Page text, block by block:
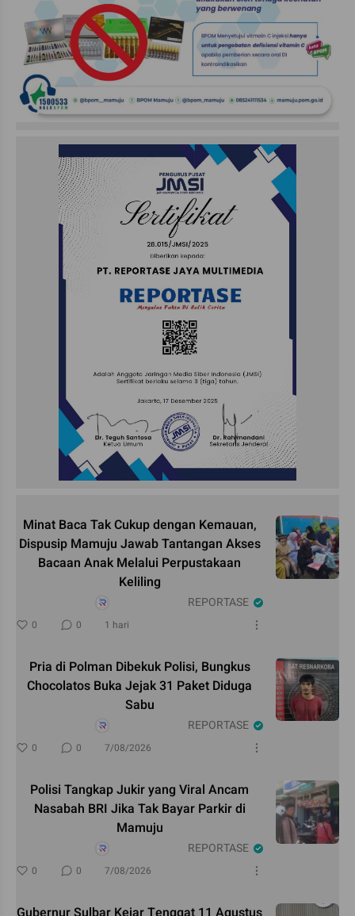
Minat Baca Tak Cukup dengan Kemauan,
Dispusip Mamuju Jawab Tantangan Akses
Bacaan Anak Melalui Perpustakaan
Keliling
REPORTASE
0 0 1 hari
Pria di Polman Dibekuk Polisi, Bungkus
Chocolatos Buka Jejak 31 Paket Diduga
Sabu
REPORTASE
0 0 7/08/2026
Polisi Tangkap Jukir yang Viral Ancam
Nasabah BRI Jika Tak Bayar Parkir di
Mamuju
REPORTASE
0 0 7/08/2026